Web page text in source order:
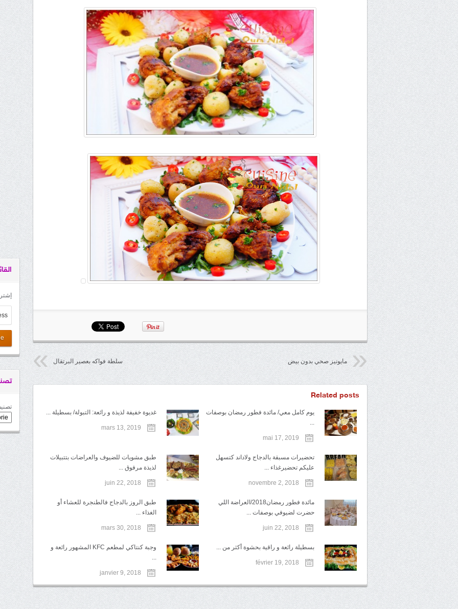
سلطة فواكه بعصير البرتقال مايونيز صحي بدون بيض
Related posts
يوم كامل معي/ مائدة فطور رمضان بوصفات
...
mai 17, 2019
غديوة خفيفة لذيذة و رائعة: التبولة/ بسطيلة ...
mars 13, 2019
تحضيرات مسبقة بالدجاج ولاداند كتسهل
عليكم تحضيرغذاء ...
novembre 2, 2018
طبق مشويات للضيوف والعراضات بتتبيلات
لذيذة مرفوق ...
juin 22, 2018
مائدة فطور رمضان2018/العراضة اللي
حضرت لضيوفي بوصفات ...
juin 22, 2018
طبق الروز بالدجاج فالطنجرة للعشاء أو
الغذاء ...
mars 30, 2018
بسطيلة رائعة و راقية بحشوة أكثر من ...
février 19, 2018
وجبة كنتاكي لمطعم KFC المشهور رائعة و
...
janvier 9, 2018